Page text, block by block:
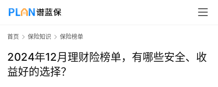
首页 保险知识 保险榜单
2024年12月理财险榜单，有哪些安全、收
益好的选择？